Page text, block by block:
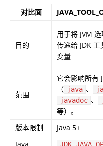
对比面
目的
用于将 JVM
传递给 JDK 工
变量
范围
它会影响所有
（ java 、
javadoc 、
等）。
版本限制 Java 5+
Java